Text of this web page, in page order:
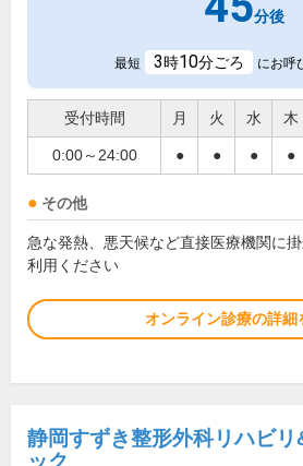
分後
最短 3時10分ごろ にお呼
受付時間 月 火 水 木
0:00～24:00 ● ● ● ●
その他
急な発熱、悪天候など直接医療機関に
利用ください
オンライン診療の詳細
静岡すずき整形外科リハビ
ック